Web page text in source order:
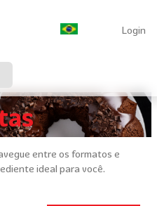
Login
entre os formatos e
ideal para você.